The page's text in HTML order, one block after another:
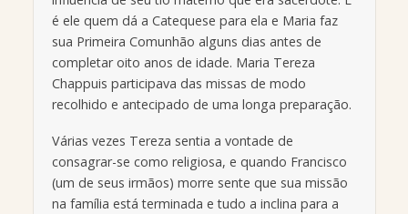
é ele quem dá a Catequese para ela e Maria faz
sua Primeira Comunhão alguns dias antes de
completar oito anos de idade. Maria Tereza
Chappuis participava das missas de modo
recolhido e antecipado de uma longa preparação.
Várias vezes Tereza sentia a vontade de
consagrar-se como religiosa, e quando Francisco
(um de seus irmãos) morre sente que sua missão
na família está terminada e tudo a inclina para a